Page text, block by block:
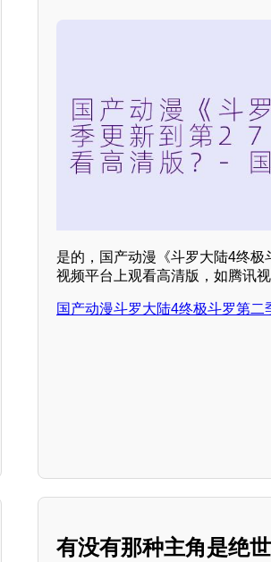
是的，国产动漫《斗罗大陆4终
视频平台上观看高清版，如腾讯视
国产动漫斗罗大陆4终极斗罗第二
有没有那种主角是绝